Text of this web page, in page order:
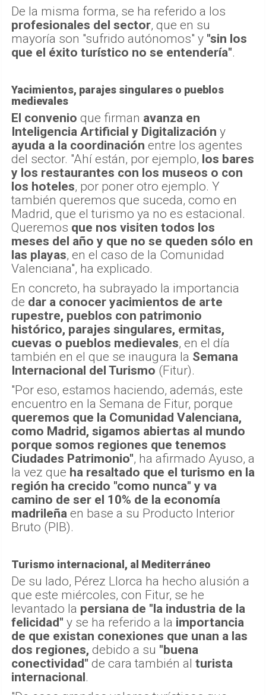
De la misma forma, se ha referido a los
profesionales del sector, que en su
mayoría son "sufrido autónomos" y "sin los
que el éxito turístico no se entendería".
Yacimientos, parajes singulares o pueblos
medievales
El convenio que firman avanza en
Inteligencia Artificial y Digitalización y
ayuda a la coordinación entre los agentes
del sector. "Ahí están, por ejemplo, los bares
y los restaurantes con los museos o con
los hoteles, por poner otro ejemplo. Y
también queremos que suceda, como en
Madrid, que el turismo ya no es estacional.
Queremos que nos visiten todos los
meses del año y que no se queden sólo en
las playas, en el caso de la Comunidad
Valenciana", ha explicado.
En concreto, ha subrayado la importancia
de dar a conocer yacimientos de arte
rupestre, pueblos con patrimonio
histórico, parajes singulares, ermitas,
cuevas o pueblos medievales, en el día
también en el que se inaugura la Semana
Internacional del Turismo (Fitur).
"Por eso, estamos haciendo, además, este
encuentro en la Semana de Fitur, porque
queremos que la Comunidad Valenciana,
como Madrid, sigamos abiertas al mundo
porque somos regiones que tenemos
Ciudades Patrimonio", ha afirmado Ayuso, a
la vez que ha resaltado que el turismo en la
región ha crecido "como nunca" y va
camino de ser el 10% de la economía
madrileña en base a su Producto Interior
Bruto (PIB).
Turismo internacional, al Mediterráneo
De su lado, Pérez Llorca ha hecho alusión a
que este miércoles, con Fitur, se he
levantado la persiana de "la industria de la
felicidad" y se ha referido a la importancia
de que existan conexiones que unan a las
dos regiones, debido a su "buena
conectividad" de cara también al turista
internacional.